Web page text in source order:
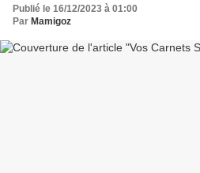
Publié le 16/12/2023 à 01:00
Par Mamigoz